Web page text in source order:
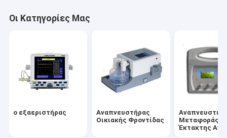
Φορητό μόνιτορ ασθενούς
Συσκευή παρακολούθησης EEG
Ιατρικά μέρη εξαεριστήρων
Οι Κατηγορίες Μας
ο εξαεριστήρας
Αναπνευστήρας
Οικιακής Φροντίδας
Μεταφοράς
Έκτακτης